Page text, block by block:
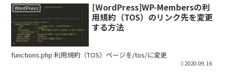
WordPress
[WordPress]WP-Membersの利
用規約（TOS）のリンク先を変更
する方法
functions.php 利用規約（TOS）ページを/tos/に変更
2020.09.16